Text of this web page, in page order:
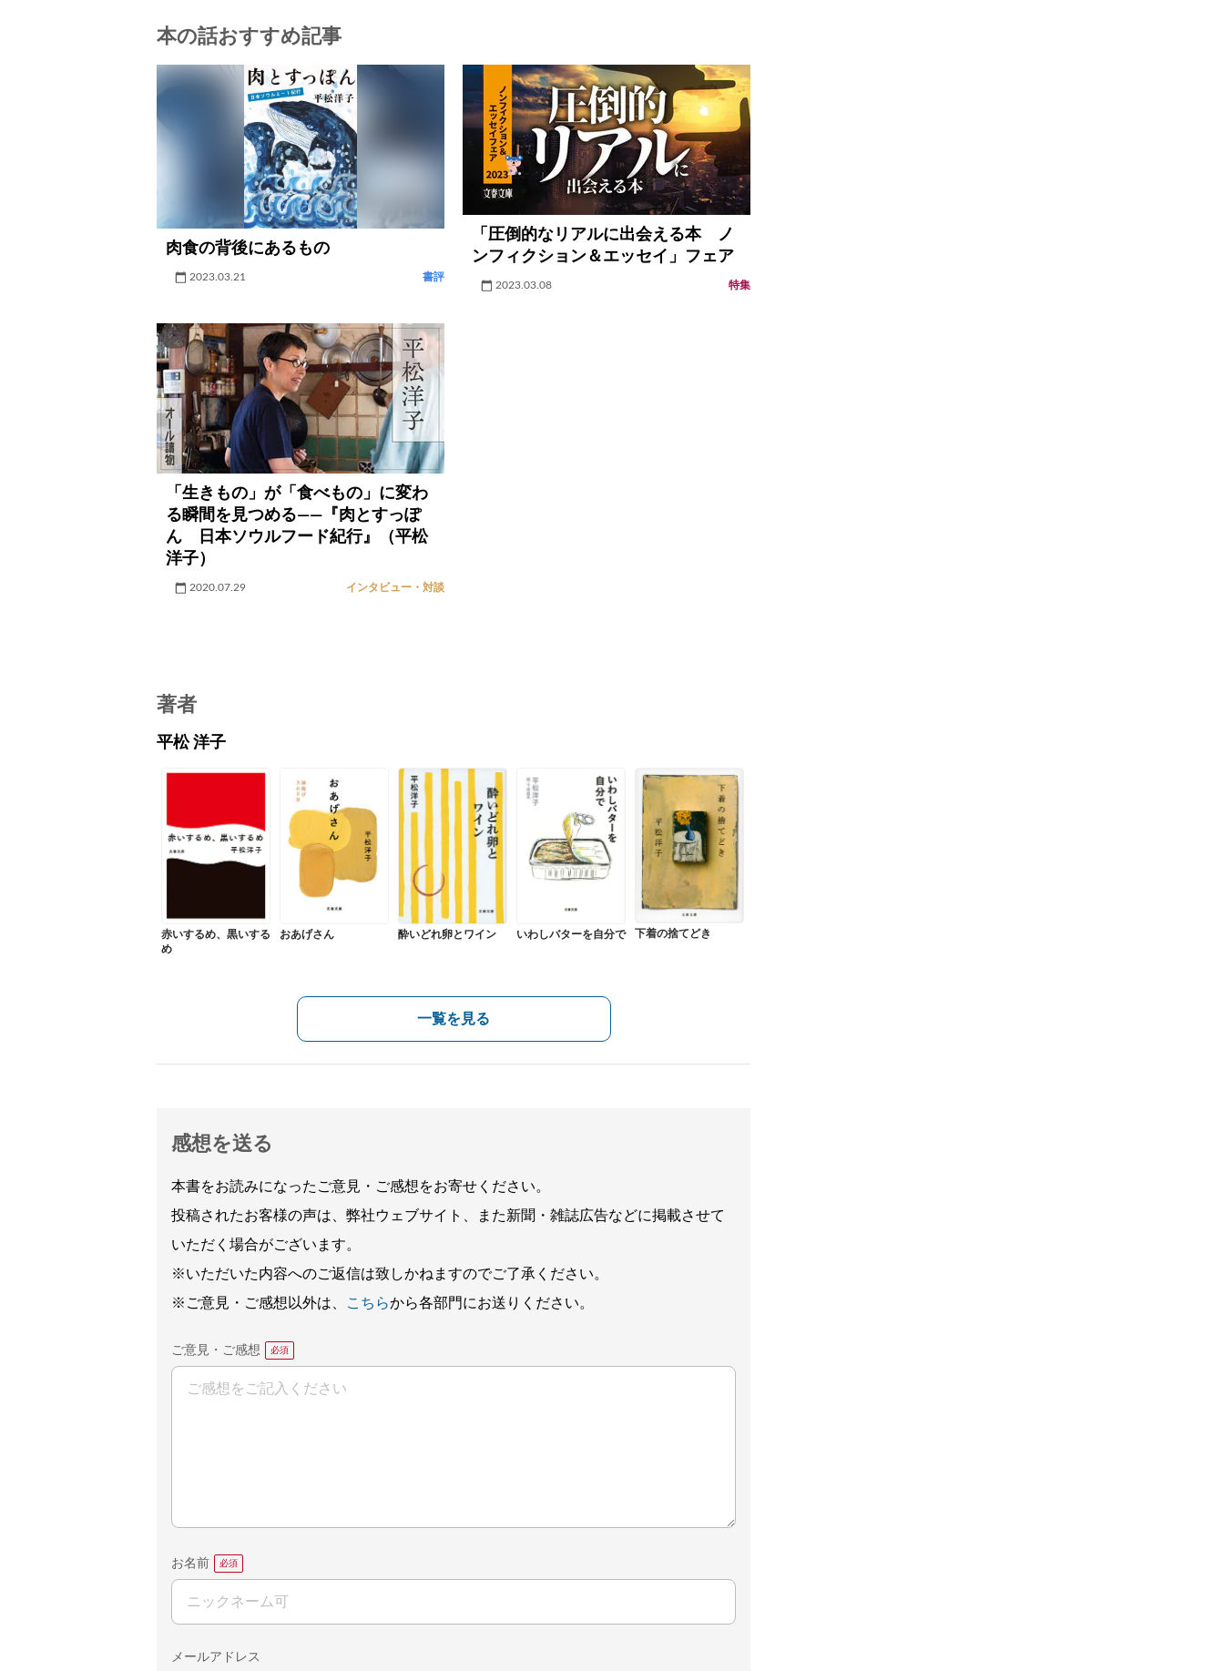
本の話おすすめ記事
肉食の背後にあるもの
2023.03.21 書評
「圧倒的なリアルに出会える本 ノ
ンフィクション＆エッセイ」フェア
2023.03.08 特集
「生きもの」が「食べもの」に変わ
る瞬間を見つめる――『肉とすっぽ
ん 日本ソウルフード紀行』（平松
洋子）
2020.07.29 インタビュー・対談
著者
平松 洋子
赤いするめ、黒いする
め
おあげさん 酔いどれ卵とワイン いわしバターを自分で 下着の捨てどき
一覧を見る
感想を送る
本書をお読みになったご意見・ご感想をお寄せください。
投稿されたお客様の声は、弊社ウェブサイト、また新聞・雑誌広告などに掲載させて
いただく場合がございます。
※いただいた内容へのご返信は致しかねますのでご了承ください。
※ご意見・ご感想以外は、
こちらから各部門にお送りください。
ご意見・ご感想
お名前
メールアドレス